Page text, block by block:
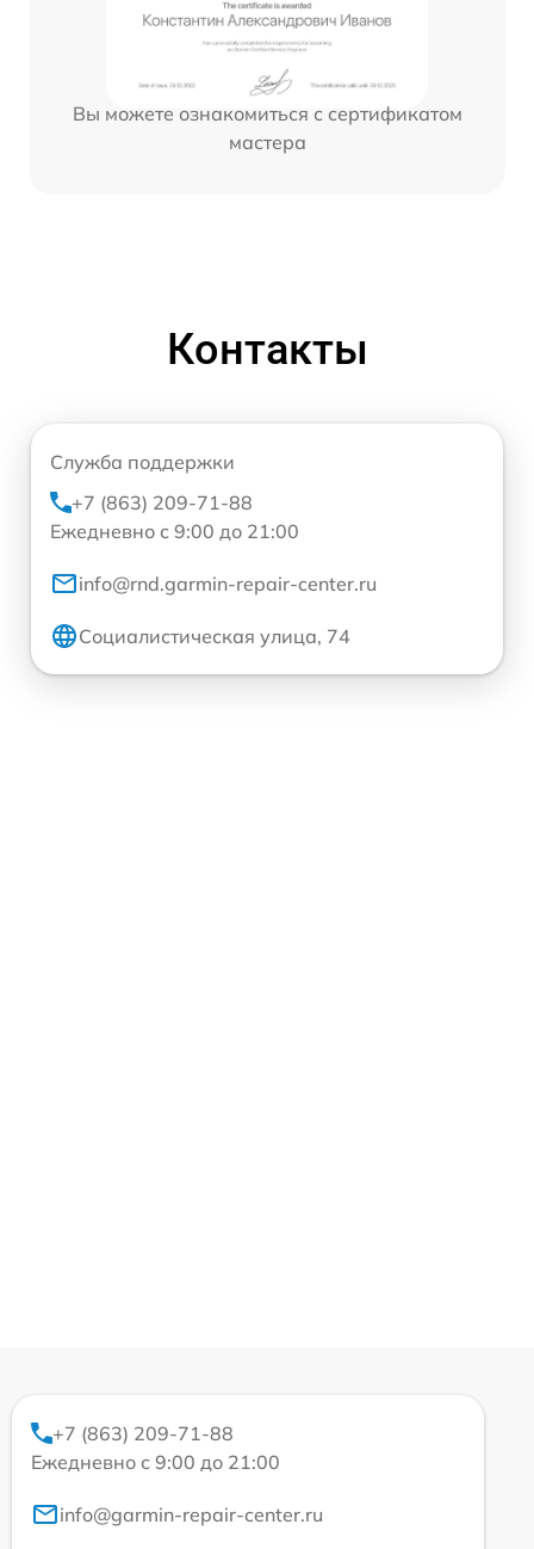
Вы можете ознакомиться с сертификатом
мастера
Контакты
Служба поддержки
+7 (863) 209-71-88
Ежедневно с 9:00 до 21:00
info@rnd.garmin-repair-center.ru
Социалистическая улица, 74
+7 (863) 209-71-88
Ежедневно с 9:00 до 21:00
info@garmin-repair-center.ru